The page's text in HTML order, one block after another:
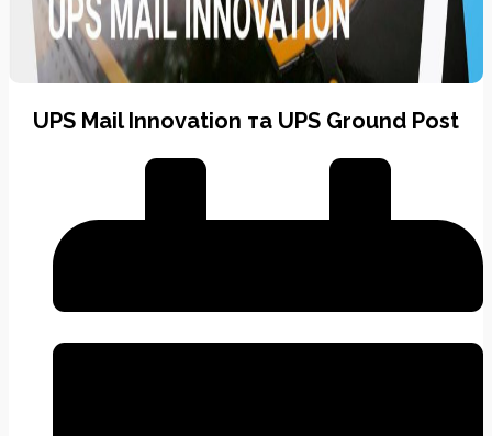
UPS Mail Innovation та UPS Ground Post